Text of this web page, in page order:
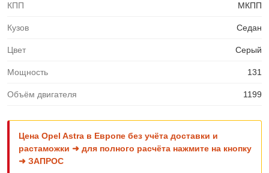
КПП МКПП
Кузов Седан
Цвет Серый
Мощность 131
Объём двигателя 1199
Цена Opel Astra в Европе без учёта доставки и
растаможки ➜ для полного расчёта нажмите на кнопку
➜ ЗАПРОС